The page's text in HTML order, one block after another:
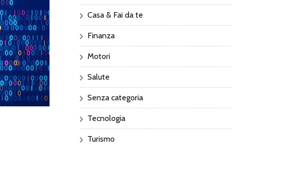
Casa & Fai da te
Finanza
Motori
Salute
Senza categoria
Tecnologia
Turismo